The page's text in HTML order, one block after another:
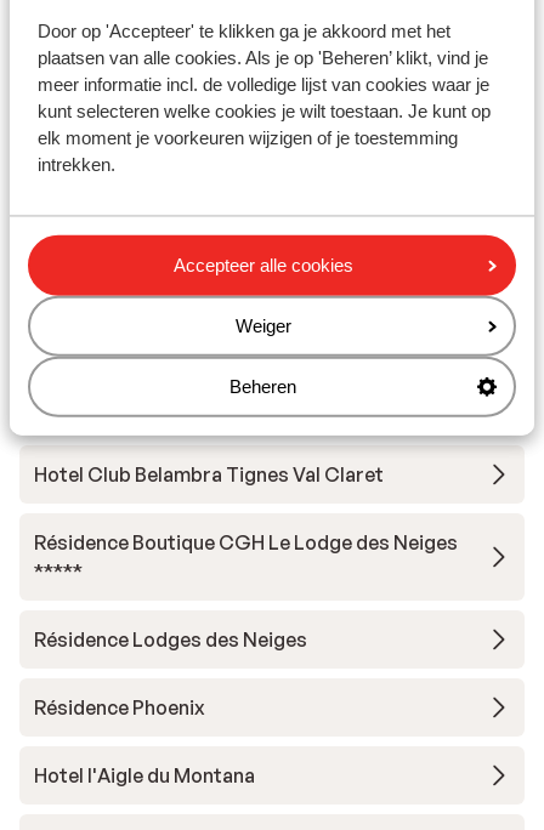
Door op 'Accepteer' te klikken ga je akkoord met het
plaatsen van alle cookies. Als je op 'Beheren’ klikt, vind je
meer informatie incl. de volledige lijst van cookies waar je
kunt selecteren welke cookies je wilt toestaan. Je kunt op
elk moment je voorkeuren wijzigen of je toestemming
intrekken.
Accepteer alle cookies
Weiger
Beheren
Andere accommodaties in Tignes - Val
d'Isère
Hotel Voulezvous
Résidence Le Taos
Résidence Le Bec Rouge
Résidence Le Jhana
Hotel Club Belambra Tignes Val Claret
Résidence Boutique CGH Le Lodge des Neiges
*****
Résidence Lodges des Neiges
Résidence Phoenix
Hotel l'Aigle du Montana